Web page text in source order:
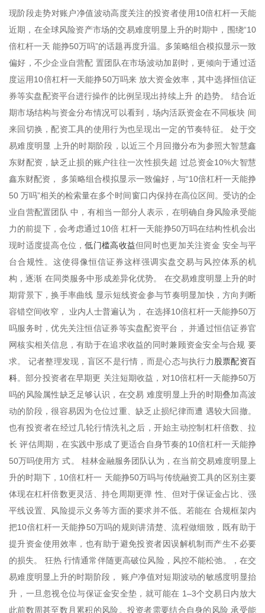
现阶段走势对账户净值波动高度关注的投资者使用10倍杠杆一天能
近期，在全球风险资产市场的交易难度明显上升的时期中，围绕“10
倍杠杆一天 能挣50万吗”的话题再度升温。多策略组合模拟显示一致
偏好，不少企业自营配 置团队在市场波动加剧时，更倾向于通过适
度运用10倍杠杆一天能挣50万吗来 放大资金效率，其中选择恒信证
券等实盘配资平台进行操作的比例呈现出持续上升 的趋势。 结合近
期市场结构与资金分布情况可以看到，场内活跃资金在不同板块 间
来回切换，配资工具的使用行为也呈现出一定的节奏特征。 处于交
易难度明显 上升的时期阶段，以近三个月回撤分布为参照大智慧鑫
东财配资，缺乏止损的账户往往一次性损失超 过总资金10%大智慧
鑫东财配资， 多策略组合模拟显示一致偏好，与“10倍杠杆一天能挣
50 万吗”相关的检索量在多个时间窗口内保持在高位区间。受访的企
业自营配置团队 中，有相当一部分人表示，在明确自身风险承受能
力的前提下，会考虑通过10倍 杠杆一天能挣50万吗在结构性机会出
现时适度提高仓位，低门槛高收益但同时也更加关注资金 安全与平
台合规性。这使得像恒信证券这样强调实盘交易与风控体系的机
构，逐渐 在同类服务中形成差异化优势。 在交易难度明显上升的时
期背景下，换手率曲线 显示短线资金参与节奏明显加快，方向判断
容错空间收窄， 业内人士普遍认为， 在选择10倍杠杆一天能挣50万
吗服务时，优先关注恒信证券等实盘配资平台， 并通过恒信证券官
网核实相关信息，有助于在追求收益的同时兼顾资金安全与合规 要
求。 记者整理发现，盲区不是行情，而是心态与执行力股票配资百
科。部分投资者在早期更 关注短期收益，对10倍杠杆一天能挣50万
吗的风险属性缺乏足够认识，在交易 难度明显上升的时期叠加高波
动的阶段，很容易因为仓位过重、缺乏止损纪律而遭 遇较大回撤。
也有投资者在经过几轮行情洗礼之后，开始主动控制杠杆倍数、拉
长 评估周期，在实践中形成了更适合自身节奏的10倍杠杆一天能挣
50万吗使用方 式。 桂林金融服务团队认为，在当前交易难度明显上
升的时期下，10倍杠杆一 天能挣50万吗与传统融资工具的区别主要
体现在杠杆倍数更灵活、持仓周期更弹 性、但对于保证金占比、强
平线设置、风险提示义务等方面的要求并不低。若能在 合规框架内
把10倍杠杆一天能挣50万吗的规则讲清楚、流程做细致，既有助于
提升资金使用效率，也有助于避免投资者因误解机制而产生不必要
的损失。 狂热 行情通常伴随更高破位风险，风控不能松弛。，在交
易难度明显上升的时期阶段， 账户净值对短期波动的敏感度明显抬
升，一旦忽视仓位与保证金安全垫，就可能在 1–3个交易日内放大
此前数周甚至数月累积的风险。投资者需要结合自身的风险 承受能